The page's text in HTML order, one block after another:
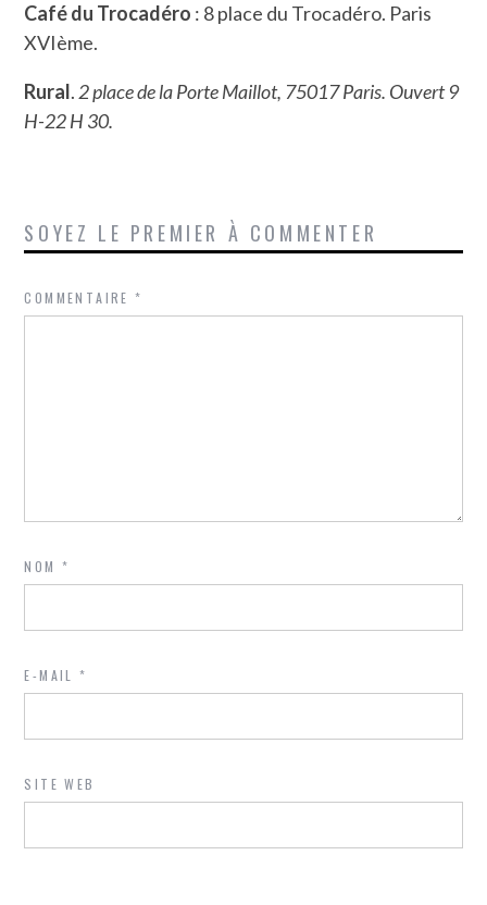
Café du Trocadéro : 8 place du Trocadéro. Paris
XVIème.
Rural. 2 place de la Porte Maillot, 75017 Paris. Ouvert 9
H-22 H 30.
SOYEZ LE PREMIER À COMMENTER
COMMENTAIRE*
NOM*
E-MAIL*
SITE WEB